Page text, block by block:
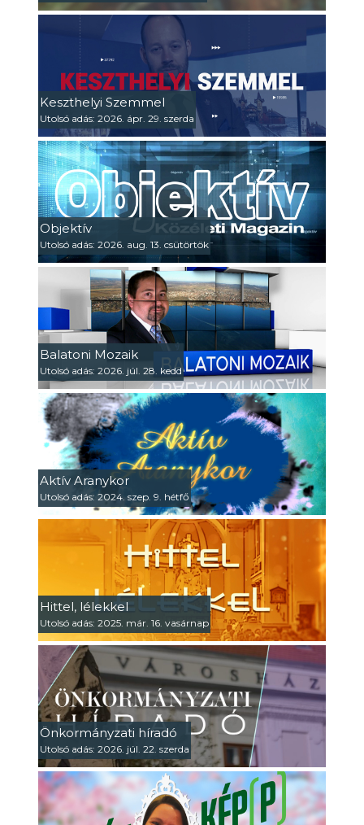
Keszthelyi Szemmel
Utolsó adás: 2026. ápr. 29. szerda
Objektív
Utolsó adás: 2026. aug. 13. csütörtök
Balatoni Mozaik
Utolsó adás: 2026. júl. 28. kedd
Aktív Aranykor
Utolsó adás: 2024. szep. 9. hétfő
Hittel, lélekkel
Utolsó adás: 2025. már. 16. vasárnap
Önkormányzati híradó
Utolsó adás: 2026. júl. 22. szerda